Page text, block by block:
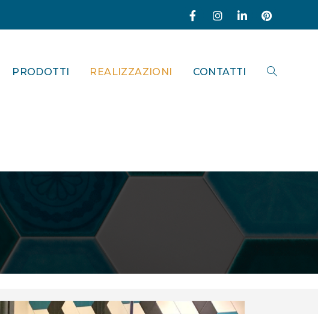
PRODOTTI REALIZZAZIONI CONTATTI